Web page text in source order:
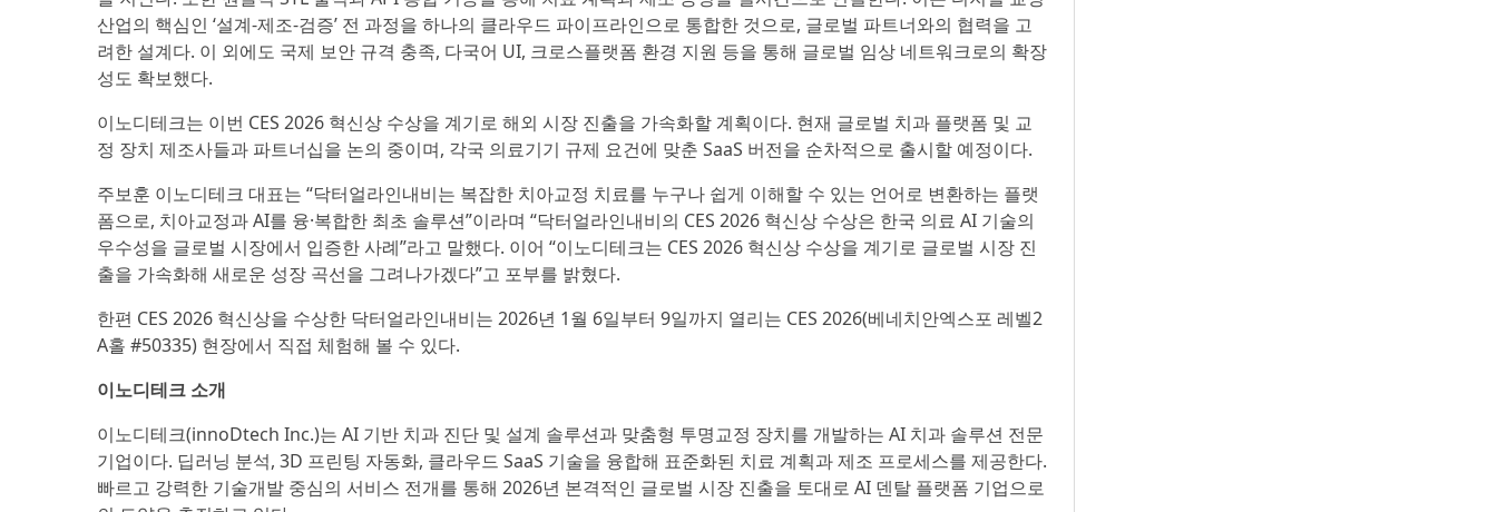
산업의 핵심인 ‘설계-제조-검증’ 전 과정을 하나의 클라우드 파이프라인으로 통합한 것으로, 글로벌 파트너와의 협력을 고
려한 설계다. 이 외에도 국제 보안 규격 충족, 다국어 UI, 크로스플랫폼 환경 지원 등을 통해 글로벌 임상 네트워크로의 확장
성도 확보했다.
이노디테크는 이번 CES 2026 혁신상 수상을 계기로 해외 시장 진출을 가속화할 계획이다. 현재 글로벌 치과 플랫폼 및 교
정 장치 제조사들과 파트너십을 논의 중이며, 각국 의료기기 규제 요건에 맞춘 SaaS 버전을 순차적으로 출시할 예정이다.
주보훈 이노디테크 대표는 “닥터얼라인내비는 복잡한 치아교정 치료를 누구나 쉽게 이해할 수 있는 언어로 변환하는 플랫
폼으로, 치아교정과 AI를 융·복합한 최초 솔루션”이라며 “닥터얼라인내비의 CES 2026 혁신상 수상은 한국 의료 AI 기술의
우수성을 글로벌 시장에서 입증한 사례”라고 말했다. 이어 “이노디테크는 CES 2026 혁신상 수상을 계기로 글로벌 시장 진
출을 가속화해 새로운 성장 곡선을 그려나가겠다”고 포부를 밝혔다.
한편 CES 2026 혁신상을 수상한 닥터얼라인내비는 2026년 1월 6일부터 9일까지 열리는 CES 2026(베네치안엑스포 레벨2
A홀 #50335) 현장에서 직접 체험해 볼 수 있다.
이노디테크 소개
이노디테크(innoDtech Inc.)는 AI 기반 치과 진단 및 설계 솔루션과 맞춤형 투명교정 장치를 개발하는 AI 치과 솔루션 전문
기업이다. 딥러닝 분석, 3D 프린팅 자동화, 클라우드 SaaS 기술을 융합해 표준화된 치료 계획과 제조 프로세스를 제공한다.
빠르고 강력한 기술개발 중심의 서비스 전개를 통해 2026년 본격적인 글로벌 시장 진출을 토대로 AI 덴탈 플랫폼 기업으로